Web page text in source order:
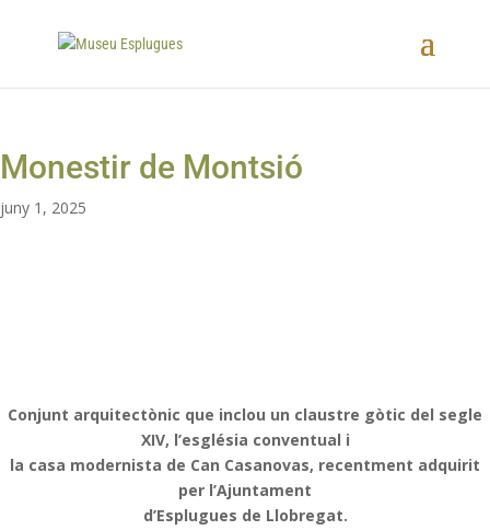
Monestir de Montsió
juny 1, 2025
Conjunt arquitectònic que inclou un claustre gòtic del segle
XIV, l’església conventual i
la casa modernista de Can Casanovas, recentment adquirit
per l’Ajuntament
d’Esplugues de Llobregat.